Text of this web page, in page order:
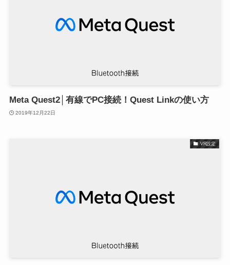
Meta Quest2│有線でPC接続！Quest Linkの使い方
2019年12月22日
VR設定